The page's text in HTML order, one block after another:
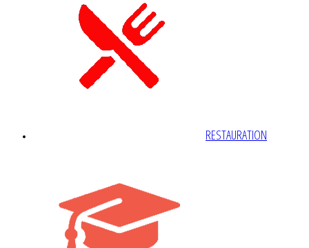
RESTAURATION